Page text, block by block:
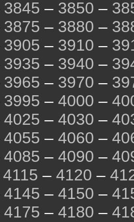
3845 – 3850 –
3875 – 3880 –
3905 – 3910 –
3935 – 3940 –
3965 – 3970 –
3995 – 4000 –
4025 – 4030 –
4055 – 4060 –
4085 – 4090 –
4115 – 4120 –
4145 – 4150 –
4175 – 4180 –